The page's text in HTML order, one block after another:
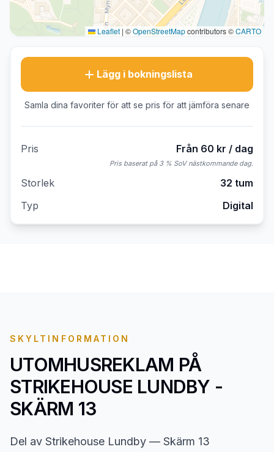
Leaflet | ©OpenStreetMapcontributors ©CARTO
Lägg i bokningslista
Samla dina favoriter för att se pris för att jämföra senare
Pris Från 60 kr / dag
Pris baserat på 3 % SoV nästkommande dag.
Storlek
32 tum
Typ
Digital
SKYLTINFORMATION
UTOMHUSREKLAM PÅ
STRIKEHOUSE LUNDBY -
SKÄRM 13
Del av Strikehouse Lundby — Skärm 13